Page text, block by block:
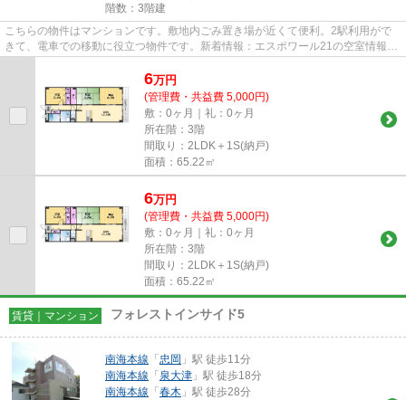
階数：3階建
こちらの物件はマンションです。敷地内ごみ置き場が近くて便利。2駅利用がで
きて、電車での移動に役立つ物件です。新着情報：エスポワール21の空室情報な
6万円
(管理費・共益費 5,000円)
敷：0ヶ月｜礼：0ヶ月
所在階：3階
間取り：2LDK＋1S(納戸)
面積：65.22㎡
6万円
(管理費・共益費 5,000円)
敷：0ヶ月｜礼：0ヶ月
所在階：3階
間取り：2LDK＋1S(納戸)
面積：65.22㎡
賃貸｜マンション フォレストインサイド5
南海本線 「 忠岡 」駅 徒歩11分
南海本線 「 泉大津 」駅 徒歩18分
南海本線 「 春木 」駅 徒歩28分